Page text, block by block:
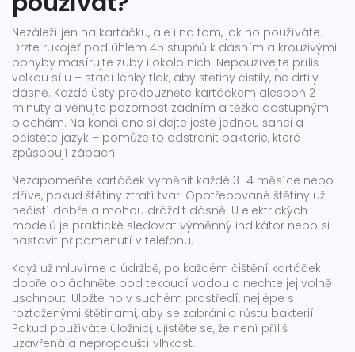
Nezáleží jen na kartáčku, ale i na tom, jak ho používáte.
Držte rukojeť pod úhlem 45 stupňů k dásním a krouživými
pohyby masírujte zuby i okolo nich. Nepoužívejte příliš
velkou sílu – stačí lehký tlak, aby štětiny čistily, ne drtily
dásně. Každé ústy proklouzněte kartáčkem alespoň 2
minuty a věnujte pozornost zadním a těžko dostupným
plochám. Na konci dne si dejte ještě jednou šanci a
očistěte jazyk – pomůže to odstranit bakterie, které
způsobují zápach.
Nezapomeňte kartáček vyměnit každé 3–4 měsíce nebo
dříve, pokud štětiny ztratí tvar. Opotřebované štětiny už
nečistí dobře a mohou dráždit dásně. U elektrických
modelů je praktické sledovat výměnný indikátor nebo si
nastavit připomenutí v telefonu.
Když už mluvíme o údržbě, po každém čištění kartáček
dobře opláchněte pod tekoucí vodou a nechte jej volně
uschnout. Uložte ho v suchém prostředí, nejlépe s
roztaženými štětinami, aby se zabránilo růstu bakterií.
Pokud používáte úložnici, ujistěte se, že není příliš
uzavřená a nepropouští vlhkost.